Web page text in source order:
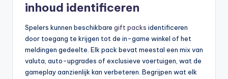
inhoud identificeren
Spelers kunnen beschikbare gift packs identificeren
door toegang te krijgen tot de in-game winkel of het
meldingen gedeelte. Elk pack bevat meestal een mix van
valuta, auto-upgrades of exclusieve voertuigen, wat de
gameplay aanzienlijk kan verbeteren. Begrijpen wat elk